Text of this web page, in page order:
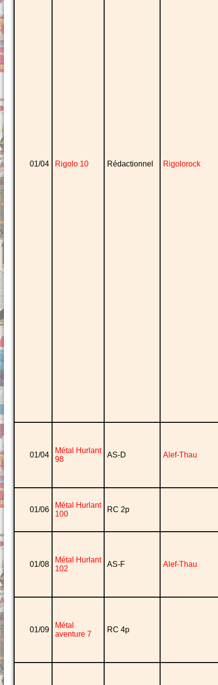
01/04 Rigolo 10 Rédactionnel Rigolorock
01/04
Métal Hurlant
98
AS-D Alef-Thau
01/06
Métal Hurlant
100
RC 2p
01/08
Métal Hurlant
102
AS-F Alef-Thau
01/09
Métal
aventure 7
RC 4p